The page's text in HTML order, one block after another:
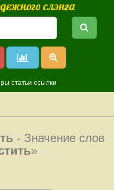
слэнга
статьи ссылки
- Значение слов
»